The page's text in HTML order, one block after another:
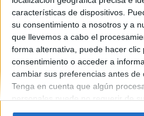
características de dispositivos.
su consentimiento a nosotros y a
que llevemos a cabo el
forma alternativa, puede hacer clic
consentimiento o acceder a
cambiar sus preferencias antes de
Tenga en cuenta que algún
personales puede no requerir de
tiene el derecho de rechazar tal
Quiénes somos|
Aviso legal|Politica de privacidad|
de
© 2003-2026Compás Mediterráneo
Madrid [ESPAÑA] -